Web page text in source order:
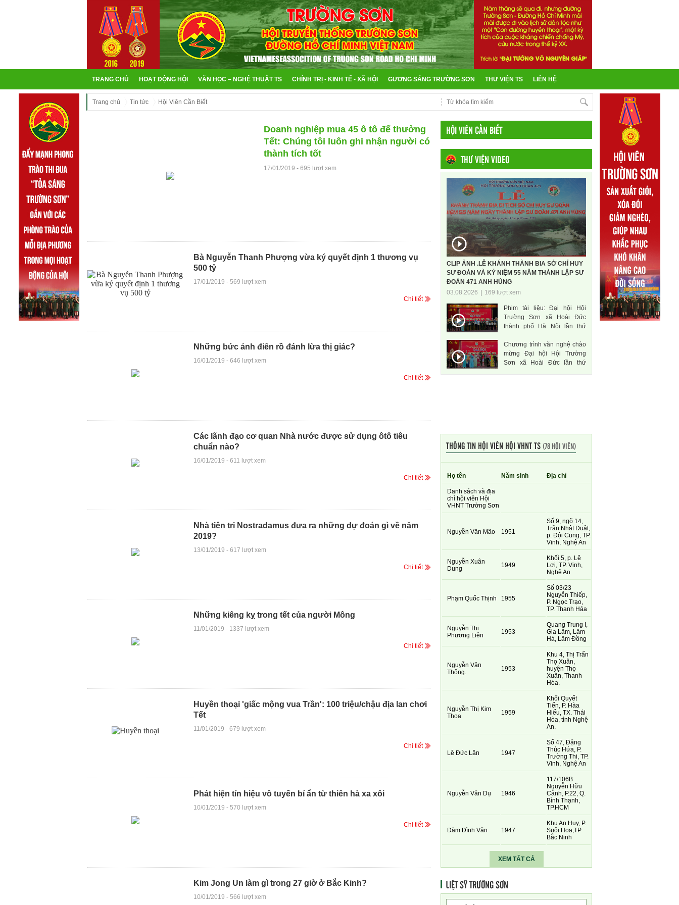
TRANG CHỦ HOẠT ĐỘNG HỘI VĂN HỌC – NGHỆ THUẬT TS CHÍNH TRỊ - KINH TẾ - XÃ HỘI GƯƠNG SÁNG TRƯỜNG SƠN THƯ VIỆN TS LIÊN HỆ
Trang chủ Tin tức Hội Viên Cần Biết
Doanh nghiệp mua 45 ô tô để thưởng
Tết: Chúng tôi luôn ghi nhận người có
thành tích tốt
17/01/2019 - 695 lượt xem
Bà Nguyễn Thanh Phượng vừa ký quyết định 1 thương vụ
500 tỷ
17/01/2019 - 569 lượt xem
Chi tiết
Những bức ảnh điên rồ đánh lừa thị giác?
16/01/2019 - 646 lượt xem
Chi tiết
Các lãnh đạo cơ quan Nhà nước được sử dụng ôtô tiêu
chuẩn nào?
16/01/2019 - 611 lượt xem
Chi tiết
Nhà tiên tri Nostradamus đưa ra những dự đoán gì về năm
2019?
13/01/2019 - 617 lượt xem
Chi tiết
Những kiêng kỵ trong tết của người Mông
11/01/2019 - 1337 lượt xem
Chi tiết
Huyền thoại 'giấc mộng vua Trần': 100 triệu/chậu địa lan chơi
Tết
11/01/2019 - 679 lượt xem
Chi tiết
Phát hiện tín hiệu vô tuyến bí ẩn từ thiên hà xa xôi
10/01/2019 - 570 lượt xem
Chi tiết
Kim Jong Un làm gì trong 27 giờ ở Bắc Kinh?
10/01/2019 - 566 lượt xem
HỘI VIÊN CẦN BIẾT
THƯ VIỆN VIDEO
CLIP ẢNH .LỄ KHÁNH THÀNH BIA SỞ CHỈ HUY
SƯ ĐOÀN VÀ KỶ NIỆM 55 NĂM THÀNH LẬP SƯ
ĐOÀN 471 ANH HÙNG
03.08.2026
169 lượt xem
Phim tài liệu: Đại hội Hội
Trường Sơn xã Hoài Đức
thành phố Hà Nội lần thứ
Chương trình văn nghệ chào
mừng Đại hội Hội Trường
Sơn xã Hoài Đức lần thứ
THÔNG TIN HỘI VIÊN HỘI VHNT TS(78 HỘI VIÊN)
Họ tên Năm sinh Địa chỉ
Danh sách và địa
chỉ hội viên Hội
VHNT Trường Sơn
Nguyễn Văn Mão 1951
Số 9, ngõ 14,
Trần Nhật Duật,
p. Đội Cung, TP.
Vinh, Nghệ An
Nguyễn Xuân
Dung
1949
Khối 5, p. Lê
Lợi, TP. Vinh,
Nghệ An
Phạm Quốc Thịnh 1955
Số 03/23
Nguyễn Thiếp,
P. Ngọc Trạo,
TP. Thanh Háa
Nguyễn Thị
Phương Liên
1953
Quang Trung I,
Gia Lâm, Lâm
Hà, Lâm Đồng
Nguyễn Văn
Thống.
1953
Khu 4, Thị Trấn
Thọ Xuân,
huyện Thọ
Xuân, Thanh
Hóa.
Nguyễn Thị Kim
Thoa
1959
Khối Quyết
Tiến, P. Hàa
Hiếu, TX. Thái
Hòa, tỉnh Nghệ
An.
Lê Đức Lân 1947
Số 47, Đặng
Thúc Hứa, P.
Trường Thi, TP.
Vinh, Nghệ An
Nguyễn Văn Dụ 1946
117/106B
Nguyễn Hữu
Cảnh, P.22, Q.
Bình Thạnh,
TP.HCM
Đàm Đình Văn 1947
Khu An Huy, P.
Suối Hoa,TP
Bắc Ninh
XEM TẤT CẢ
LIỆT SỸ TRƯỜNG SƠN